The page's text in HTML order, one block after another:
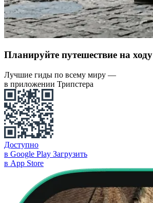
Планируйте путешествие на ходу
Лучшие гиды по всему миру —
в приложении Трипстера
Доступно
в Google Play Загрузить
в App Store